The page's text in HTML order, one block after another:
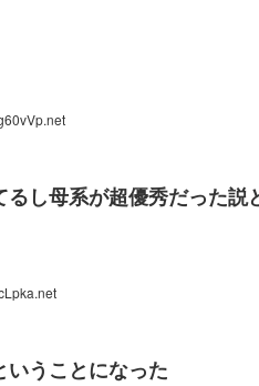
し母系が超優秀だった説
いうことになった